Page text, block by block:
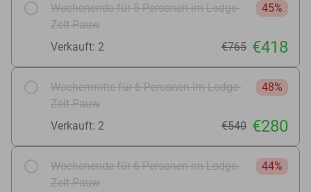
Wochenende für 5 Personen im Lodge-
Zelt Pauw
45%
Verkauft: 2 €765 €418
Wochenmitte für 6 Personen im Lodge-
Zelt Pauw
48%
Verkauft: 2 €540 €280
Wochenende für 6 Personen im Lodge-
Zelt Pauw
44%